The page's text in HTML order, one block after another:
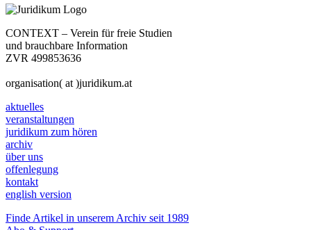
CONTEXT – Verein für freie Studien
und brauchbare Information
ZVR 499853636
organisation( at )juridikum.at
aktuelles
veranstaltungen
juridikum zum hören
archiv
über uns
offenlegung
kontakt
english version
Finde Artikel in unserem Archiv seit 1989